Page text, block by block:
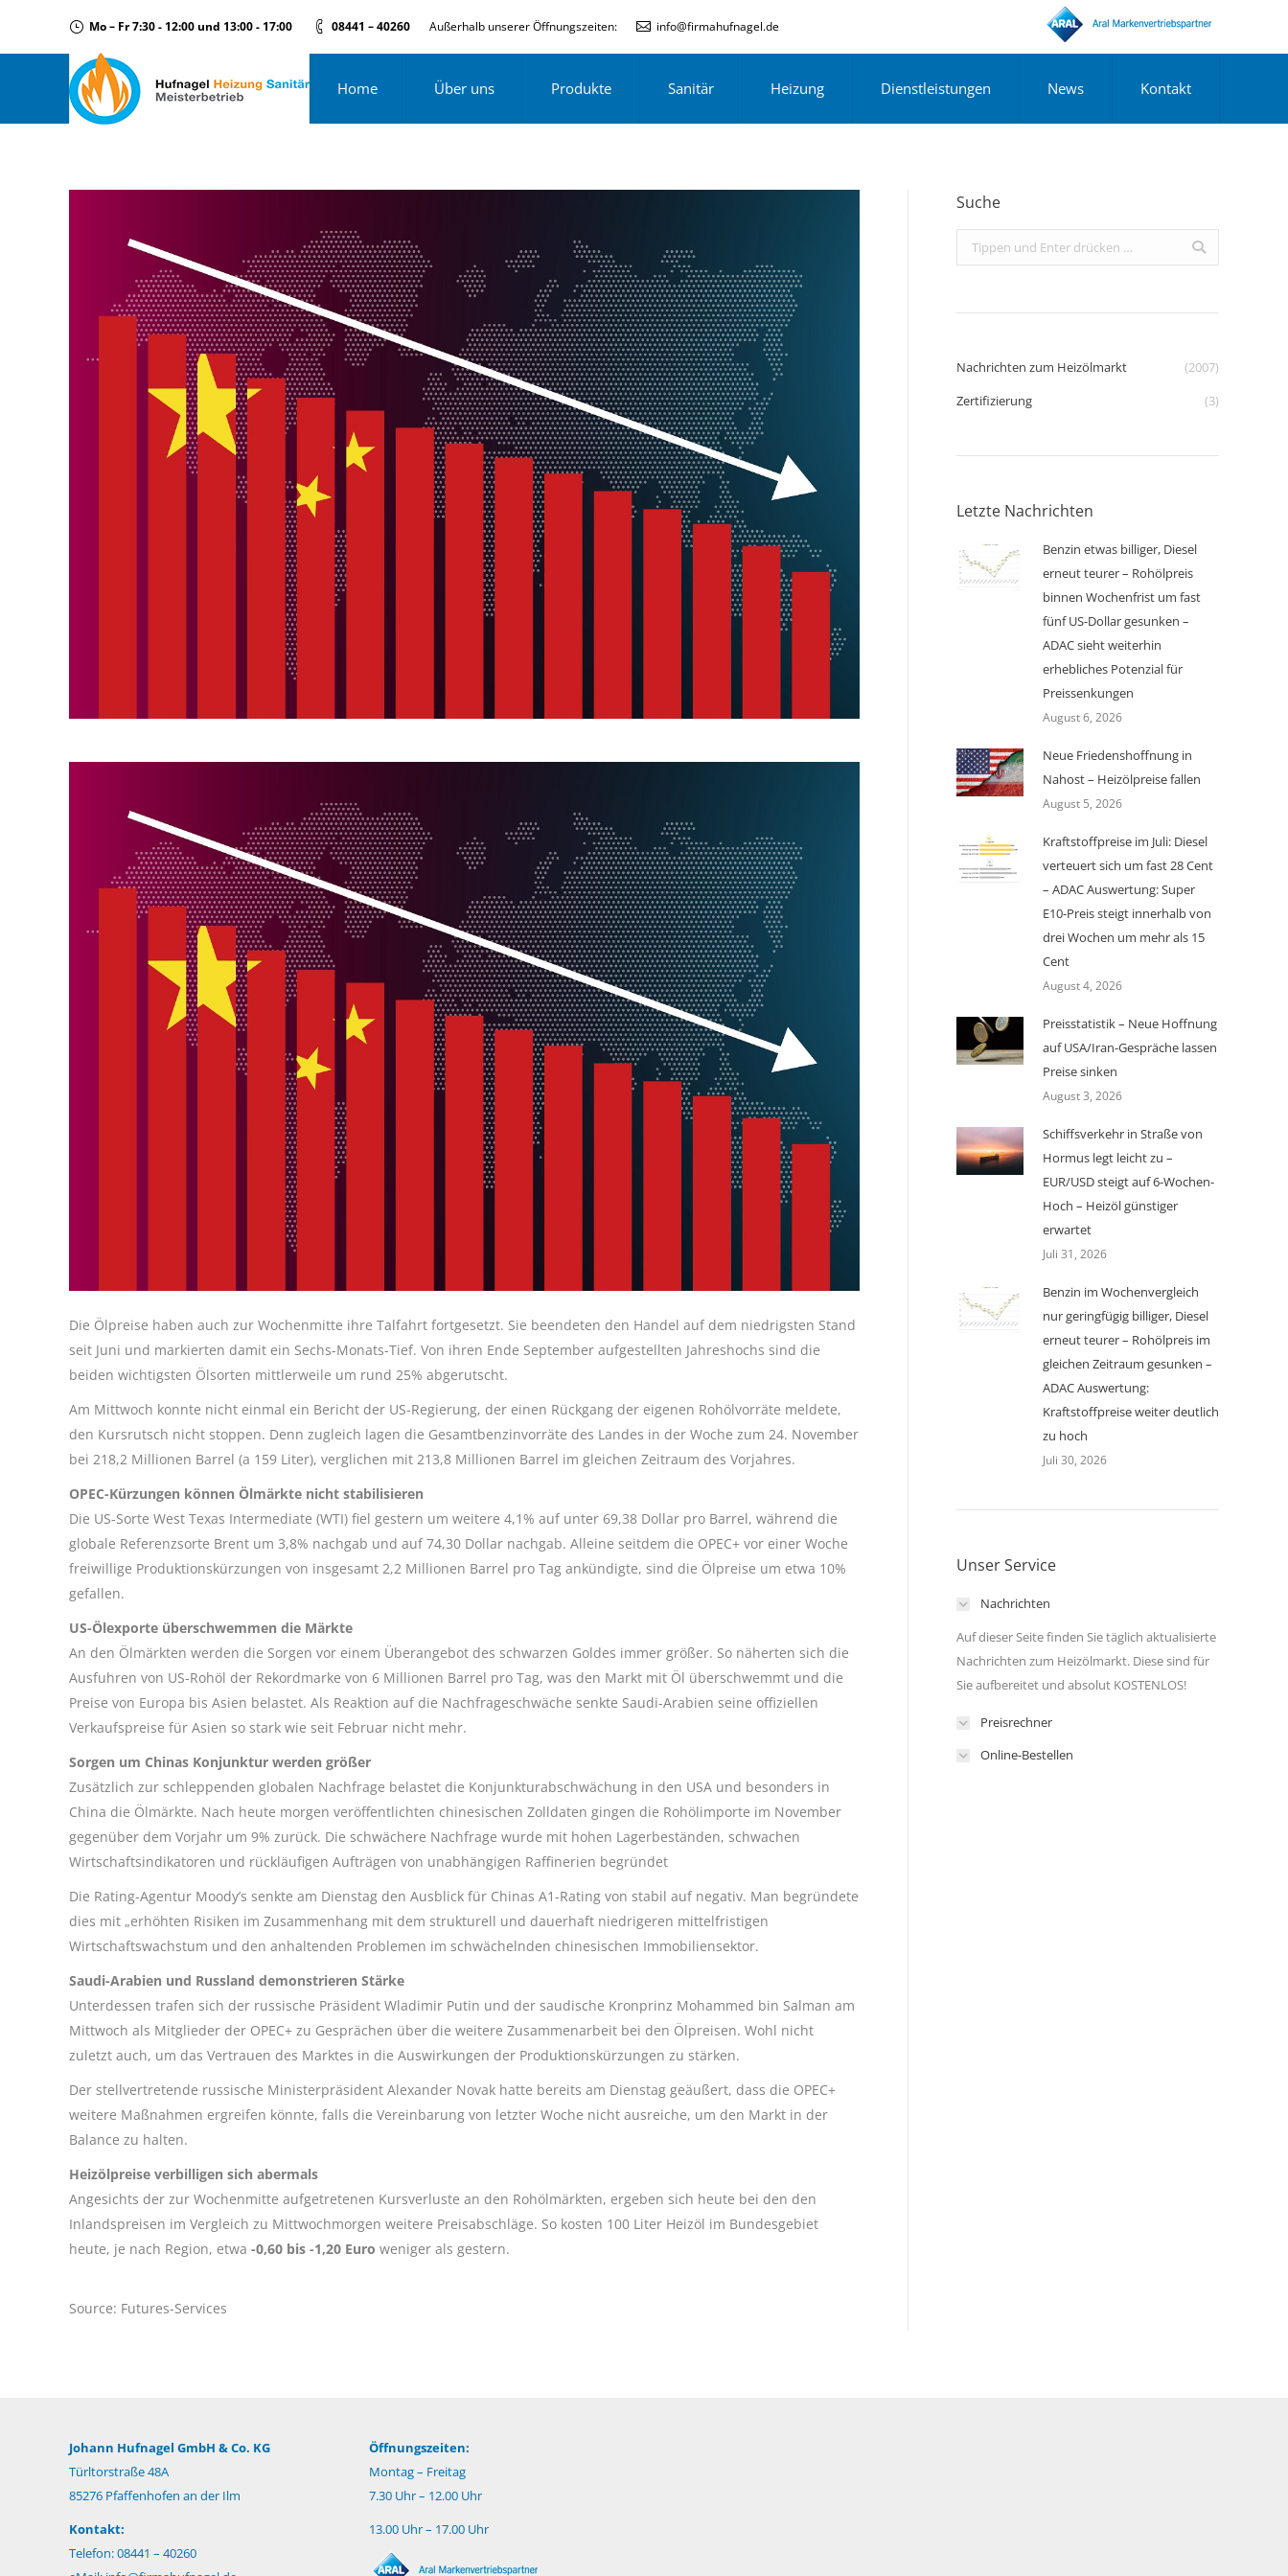
Mo – Fr 7:30 - 12:00 und 13:00 - 17:00 08441 – 40260 Außerhalb unserer Öffnungszeiten: info@firmahufnagel.de
Home Über uns Produkte Sanitär Heizung Dienstleistungen News Kontakt
Die Ölpreise haben auch zur Wochenmitte ihre Talfahrt fortgesetzt. Sie beendeten den Handel auf dem niedrigsten Stand
seit Juni und markierten damit ein Sechs-Monats-Tief. Von ihren Ende September aufgestellten Jahreshochs sind die
beiden wichtigsten Ölsorten mittlerweile um rund 25% abgerutscht.
Am Mittwoch konnte nicht einmal ein Bericht der US-Regierung, der einen Rückgang der eigenen Rohölvorräte meldete,
den Kursrutsch nicht stoppen. Denn zugleich lagen die Gesamtbenzinvorräte des Landes in der Woche zum 24. November
bei 218,2 Millionen Barrel (a 159 Liter), verglichen mit 213,8 Millionen Barrel im gleichen Zeitraum des Vorjahres.
OPEC-Kürzungen können Ölmärkte nicht stabilisieren
Die US-Sorte West Texas Intermediate (WTI) fiel gestern um weitere 4,1% auf unter 69,38 Dollar pro Barrel, während die
globale Referenzsorte Brent um 3,8% nachgab und auf 74,30 Dollar nachgab. Alleine seitdem die OPEC+ vor einer Woche
freiwillige Produktionskürzungen von insgesamt 2,2 Millionen Barrel pro Tag ankündigte, sind die Ölpreise um etwa 10%
gefallen.
US-Ölexporte überschwemmen die Märkte
An den Ölmärkten werden die Sorgen vor einem Überangebot des schwarzen Goldes immer größer. So näherten sich die
Ausfuhren von US-Rohöl der Rekordmarke von 6 Millionen Barrel pro Tag, was den Markt mit Öl überschwemmt und die
Preise von Europa bis Asien belastet. Als Reaktion auf die Nachfrageschwäche senkte Saudi-Arabien seine offiziellen
Verkaufspreise für Asien so stark wie seit Februar nicht mehr.
Sorgen um Chinas Konjunktur werden größer
Zusätzlich zur schleppenden globalen Nachfrage belastet die Konjunkturabschwächung in den USA und besonders in
China die Ölmärkte. Nach heute morgen veröffentlichten chinesischen Zolldaten gingen die Rohölimporte im November
gegenüber dem Vorjahr um 9% zurück. Die schwächere Nachfrage wurde mit hohen Lagerbeständen, schwachen
Wirtschaftsindikatoren und rückläufigen Aufträgen von unabhängigen Raffinerien begründet
Die Rating-Agentur Moody’s senkte am Dienstag den Ausblick für Chinas A1-Rating von stabil auf negativ. Man begründete
dies mit „erhöhten Risiken im Zusammenhang mit dem strukturell und dauerhaft niedrigeren mittelfristigen
Wirtschaftswachstum und den anhaltenden Problemen im schwächelnden chinesischen Immobiliensektor.
Saudi-Arabien und Russland demonstrieren Stärke
Unterdessen trafen sich der russische Präsident Wladimir Putin und der saudische Kronprinz Mohammed bin Salman am
Mittwoch als Mitglieder der OPEC+ zu Gesprächen über die weitere Zusammenarbeit bei den Ölpreisen. Wohl nicht
zuletzt auch, um das Vertrauen des Marktes in die Auswirkungen der Produktionskürzungen zu stärken.
Der stellvertretende russische Ministerpräsident Alexander Novak hatte bereits am Dienstag geäußert, dass die OPEC+
weitere Maßnahmen ergreifen könnte, falls die Vereinbarung von letzter Woche nicht ausreiche, um den Markt in der
Balance zu halten.
Heizölpreise verbilligen sich abermals
Angesichts der zur Wochenmitte aufgetretenen Kursverluste an den Rohölmärkten, ergeben sich heute bei den den
Inlandspreisen im Vergleich zu Mittwochmorgen weitere Preisabschläge. So kosten 100 Liter Heizöl im Bundesgebiet
heute, je nach Region, etwa -0,60 bis -1,20 Euro weniger als gestern.
Source: Futures-Services
Suche
Search:
Nachrichten zum Heizölmarkt
(2007)
Zertifizierung
(3)
Letzte Nachrichten
Benzin etwas billiger, Diesel
erneut teurer – Rohölpreis
binnen Wochenfrist um fast
fünf US-Dollar gesunken –
ADAC sieht weiterhin
erhebliches Potenzial für
Preissenkungen
August 6, 2026
Neue Friedenshoffnung in
Nahost – Heizölpreise fallen
August 5, 2026
Kraftstoffpreise im Juli: Diesel
verteuert sich um fast 28 Cent
– ADAC Auswertung: Super
E10-Preis steigt innerhalb von
drei Wochen um mehr als 15
Cent
August 4, 2026
Preisstatistik – Neue Hoffnung
auf USA/Iran-Gespräche lassen
Preise sinken
August 3, 2026
Schiffsverkehr in Straße von
Hormus legt leicht zu –
EUR/USD steigt auf 6-Wochen-
Hoch – Heizöl günstiger
erwartet
Juli 31, 2026
Benzin im Wochenvergleich
nur geringfügig billiger, Diesel
erneut teurer – Rohölpreis im
gleichen Zeitraum gesunken –
ADAC Auswertung:
Kraftstoffpreise weiter deutlich
zu hoch
Juli 30, 2026
Unser Service
Nachrichten
Auf dieser Seite finden Sie täglich aktualisierte
Nachrichten zum Heizölmarkt. Diese sind für
Sie aufbereitet und absolut KOSTENLOS!
Preisrechner
Online-Bestellen
Johann Hufnagel GmbH & Co. KG
Türltorstraße 48A
85276 Pfaffenhofen an der Ilm
Kontakt:
Telefon: 08441 – 40260
Öffnungszeiten:
Montag – Freitag
7.30 Uhr – 12.00 Uhr
13.00 Uhr – 17.00 Uhr